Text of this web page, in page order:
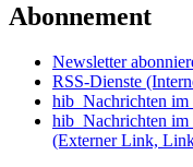
Abonnement
Newsletter
RSS-Dienste
hib_Nachrichten
hib_Nachrichten
(Externer Link,